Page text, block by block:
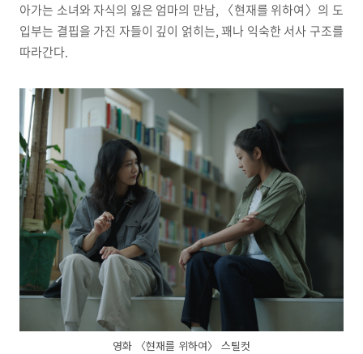
아가는 소녀와 자식의 잃은 엄마의 만남, 〈현재를 위하여〉의 도
입부는 결핍을 가진 자들이 깊이 얽히는, 꽤나 익숙한 서사 구조를
따라간다.
영화 〈현재를 위하여〉 스틸컷